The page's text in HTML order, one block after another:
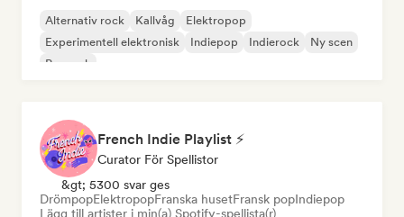
Alternativ rock Kallvåg
Elektropop
Experimentell elektronisk
Indiepop Indierock
Ny scen
Poprock
French Indie Playlist ⚡
Curator För Spellistor
&gt; 5300 svar ges
DrömpopElektropopFranska husetFransk popIndiepop
Lägg till artister i min(a) Spotify-spellista(r)